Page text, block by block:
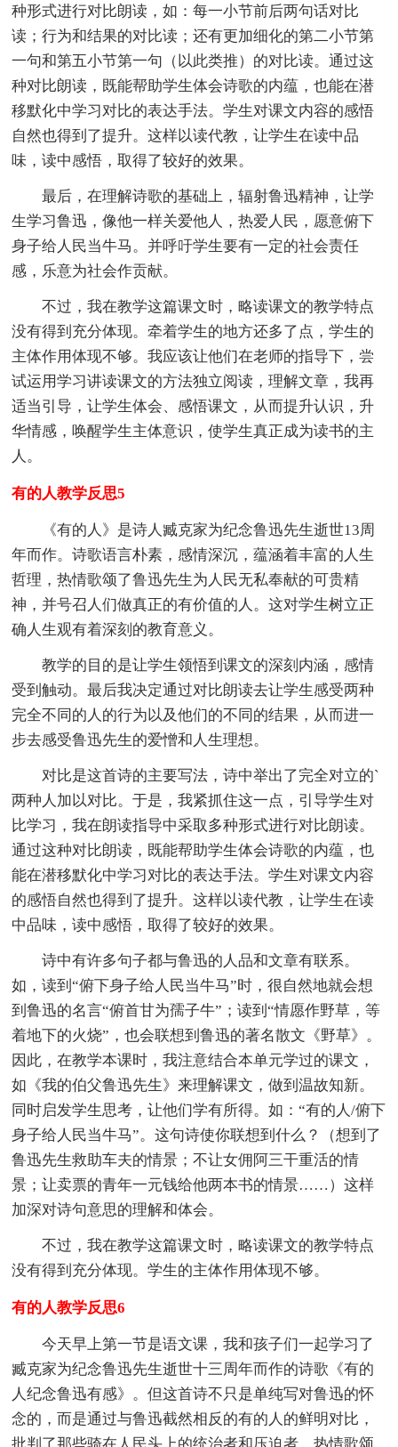
种形式进行对比朗读，如：每一小节前后两句话对比
读；行为和结果的对比读；还有更加细化的第二小节第
一句和第五小节第一句（以此类推）的对比读。通过这
种对比朗读，既能帮助学生体会诗歌的内蕴，也能在潜
移默化中学习对比的表达手法。学生对课文内容的感悟
自然也得到了提升。这样以读代教，让学生在读中品
味，读中感悟，取得了较好的效果。
最后，在理解诗歌的基础上，辐射鲁迅精神，让学
生学习鲁迅，像他一样关爱他人，热爱人民，愿意俯下
身子给人民当牛马。并呼吁学生要有一定的社会责任
感，乐意为社会作贡献。
不过，我在教学这篇课文时，略读课文的教学特点
没有得到充分体现。牵着学生的地方还多了点，学生的
主体作用体现不够。我应该让他们在老师的指导下，尝
试运用学习讲读课文的方法独立阅读，理解文章，我再
适当引导，让学生体会、感悟课文，从而提升认识，升
华情感，唤醒学生主体意识，使学生真正成为读书的主
人。
有的人教学反思5
《有的人》是诗人臧克家为纪念鲁迅先生逝世13周
年而作。诗歌语言朴素，感情深沉，蕴涵着丰富的人生
哲理，热情歌颂了鲁迅先生为人民无私奉献的可贵精
神，并号召人们做真正的有价值的人。这对学生树立正
确人生观有着深刻的教育意义。
教学的目的是让学生领悟到课文的深刻内涵，感情
受到触动。最后我决定通过对比朗读去让学生感受两种
完全不同的人的行为以及他们的不同的结果，从而进一
步去感受鲁迅先生的爱憎和人生理想。
对比是这首诗的主要写法，诗中举出了完全对立的`
两种人加以对比。于是，我紧抓住这一点，引导学生对
比学习，我在朗读指导中采取多种形式进行对比朗读。
通过这种对比朗读，既能帮助学生体会诗歌的内蕴，也
能在潜移默化中学习对比的表达手法。学生对课文内容
的感悟自然也得到了提升。这样以读代教，让学生在读
中品味，读中感悟，取得了较好的效果。
诗中有许多句子都与鲁迅的人品和文章有联系。
如，读到“俯下身子给人民当牛马”时，很自然地就会想
到鲁迅的名言“俯首甘为孺子牛”；读到“情愿作野草，等
着地下的火烧”，也会联想到鲁迅的著名散文《野草》。
因此，在教学本课时，我注意结合本单元学过的课文，
如《我的伯父鲁迅先生》来理解课文，做到温故知新。
同时启发学生思考，让他们学有所得。如：“有的人/俯下
身子给人民当牛马”。这句诗使你联想到什么？（想到了
鲁迅先生救助车夫的情景；不让女佣阿三干重活的情
景；让卖票的青年一元钱给他两本书的情景……）这样
加深对诗句意思的理解和体会。
不过，我在教学这篇课文时，略读课文的教学特点
没有得到充分体现。学生的主体作用体现不够。
有的人教学反思6
今天早上第一节是语文课，我和孩子们一起学习了
臧克家为纪念鲁迅先生逝世十三周年而作的诗歌《有的
人纪念鲁迅有感》。但这首诗不只是单纯写对鲁迅的怀
念的，而是通过与鲁迅截然相反的有的人的鲜明对比，